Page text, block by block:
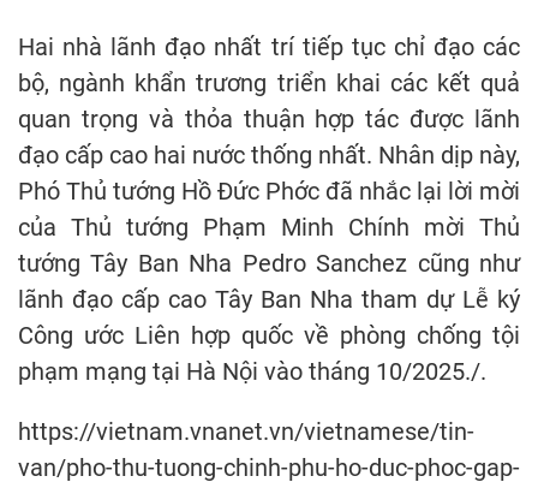
Hai nhà lãnh đạo nhất trí tiếp tục chỉ đạo các
bộ, ngành khẩn trương triển khai các kết quả
quan trọng và thỏa thuận hợp tác được lãnh
đạo cấp cao hai nước thống nhất. Nhân dịp này,
Phó Thủ tướng Hồ Đức Phớc đã nhắc lại lời mời
của Thủ tướng Phạm Minh Chính mời Thủ
tướng Tây Ban Nha Pedro Sanchez cũng như
lãnh đạo cấp cao Tây Ban Nha tham dự Lễ ký
Công ước Liên hợp quốc về phòng chống tội
phạm mạng tại Hà Nội vào tháng 10/2025./.
https://vietnam.vnanet.vn/vietnamese/tin-
van/pho-thu-tuong-chinh-phu-ho-duc-phoc-gap-